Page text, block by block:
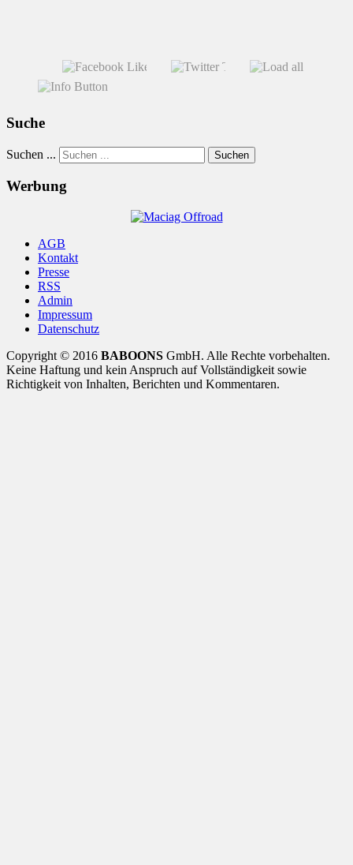
Suche
Suchen ... Suchen
Werbung
AGB
Kontakt
Presse
RSS
Admin
Impressum
Datenschutz
Copyright © 2016 BABOONS GmbH. Alle Rechte vorbehalten.
Keine Haftung und kein Anspruch auf Vollständigkeit sowie
Richtigkeit von Inhalten, Berichten und Kommentaren.